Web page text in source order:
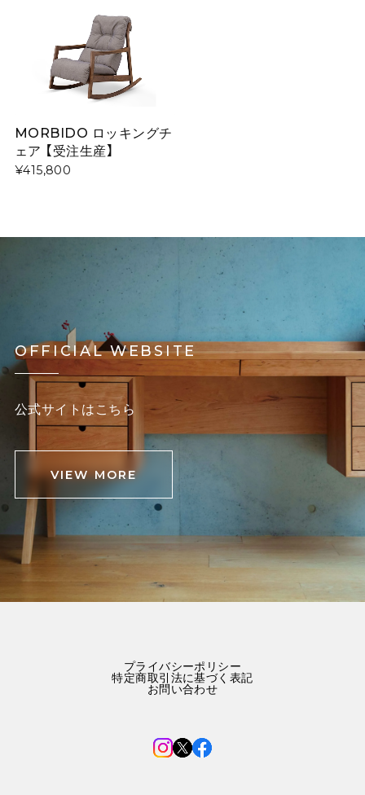
MORBIDO ロッキングチ
ェア 【受注生産】
¥415,800
OFFICIAL WEBSITE
公式サイトはこちら
VIEW MORE
プライバシーポリシー
特定商取引法に基づく表記
お問い合わせ